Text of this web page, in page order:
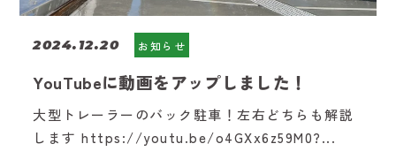
2024.12.20 お知らせ
YouTubeに動画をアップしました！
大型トレーラーのバック駐車！左右どちらも解説
します https://youtu.be/o4GXx6z59M0?...